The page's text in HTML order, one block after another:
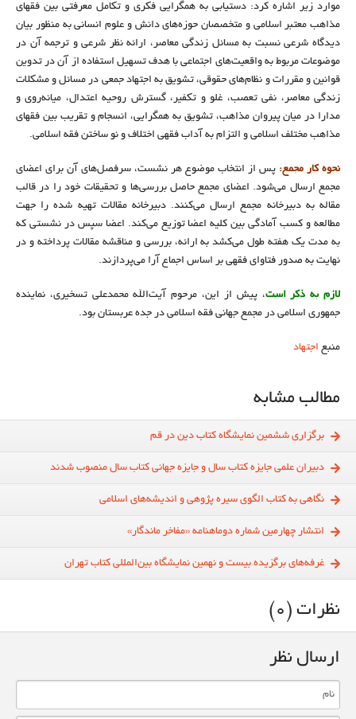
موارد زیر اشاره کرد: دستیابی به همگرایی فکری و تکامل معرفتی بین فقهای
مذاهب معتبر اسلامی و متخصصان حوزه‌های دانش و علوم انسانی به منظور بیان
دیدگاه شرعی نسبت به مسائل زندگی معاصر، ارائه نظر شرعی و ترجمه آن در
موضوعات مربوط به واقعیت‌های اجتماعی با هدف تسهیل استفاده از آن در تدوین
قوانین و مقررات و نظام‌های حقوقی، تشویق به اجتهاد جمعی در مسائل و مشکلات
زندگی معاصر، نفی تعصب، غلو و تکفیر، گسترش روحیه اعتدال، میانه‌روی و
مدارا در میان پیروان مذاهب، تشویق به همگرایی، انسجام و تقریب بین فقهای
مذاهب مختلف اسلامی و التزام به آداب فقهی اختلاف و نو ساختن فقه اسلامی.
نحوه کار مجمع: پس از انتخاب موضوع هر نشست، سرفصل‌های آن برای اعضای
مجمع ارسال ‌می‌شود. اعضای مجمع حاصل بررسی‌ها و تحقیقات خود را در قالب
مقاله به دبیرخانه مجمع ارسال می‌کنند. دبیرخانه مقالات تهیه شده را جهت
مطالعه و کسب آمادگی بین کلیه اعضا توزیع می‌کند. اعضا سپس در نشستی که
به مدت یک هفته طول می‌کشد به ارائه، بررسی و مناقشه مقالات پرداخته و در
نهایت به صدور فتاوای فقهی بر اساس اجماع آرا می‌پردازند.
لازم به ذکر است، پیش‌ از این، مرحوم آیت‌الله محمدعلی تسخیری، نماینده
جمهوری اسلامی در مجمع جهانی فقه اسلامی در جده عربستان بود.
منبع اجتهاد
مطالب مشابه
برگزاری ششمین نمایشگاه کتاب دین در قم
دبیران علمی جایزه کتاب سال و جایزه جهانی کتاب سال منصوب شدند
نگاهی به کتاب الگوی سیره پژوهی و اندیشه‌های اسلامی
انتشار چهارمین شماره دوماهنامه «مفاخر ماندگار»
غرفه‌های برگزیده بیست و نهمین‌ نمایشگاه بین‌المللی کتاب تهران
نظرات (0)
ارسال نظر